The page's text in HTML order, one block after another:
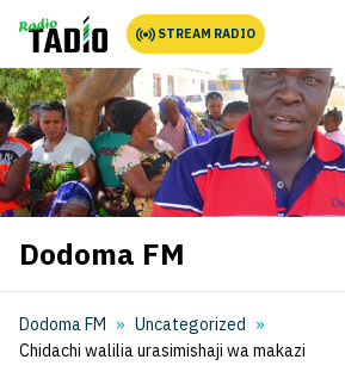
STREAM RADIO
Dodoma FM
Dodoma FM
Uncategorized
Chidachi walilia urasimishaji wa makazi